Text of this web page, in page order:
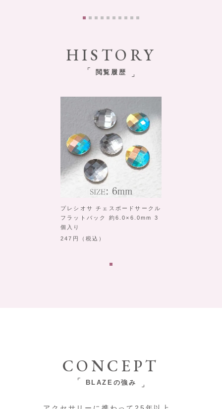
HISTORY
閲覧履歴
プレシオサ チェスボードサークル
フラットバック 約6.0×6.0mm 3
個入り
247
（税込）
CONCEPT
BLAZEの強み